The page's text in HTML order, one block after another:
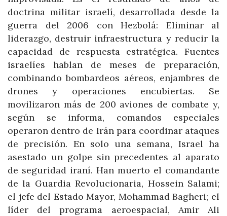
doctrina militar israelí, desarrollada desde la
guerra del 2006 con Hezbolá: Eliminar al
liderazgo, destruir infraestructura y reducir la
capacidad de respuesta estratégica. Fuentes
israelíes hablan de meses de preparación,
combinando bombardeos aéreos, enjambres de
drones y operaciones encubiertas. Se
movilizaron más de 200 aviones de combate y,
según se informa, comandos especiales
operaron dentro de Irán para coordinar ataques
de precisión. En solo una semana, Israel ha
asestado un golpe sin precedentes al aparato
de seguridad iraní. Han muerto el comandante
de la Guardia Revolucionaria, Hossein Salami;
el jefe del Estado Mayor, Mohammad Bagheri; el
líder del programa aeroespacial, Amir Ali